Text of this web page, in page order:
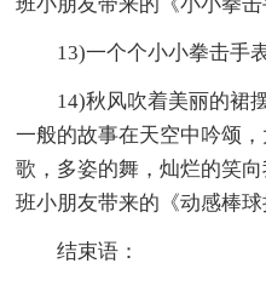
13)一个个小小拳击手
14)秋风吹着美丽的裙
一般的故事在天空中吟颂
歌，多姿的舞，灿烂的笑
班小朋友带来的《动感棒球
结束语：